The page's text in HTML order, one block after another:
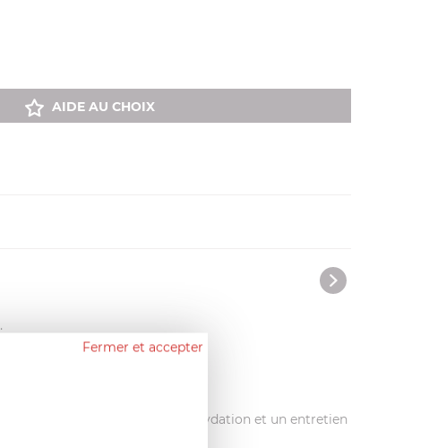
AIDE AU CHOIX
des sucs.
de l’acier contre l’oxydation et un entretien
Fermer et accepter